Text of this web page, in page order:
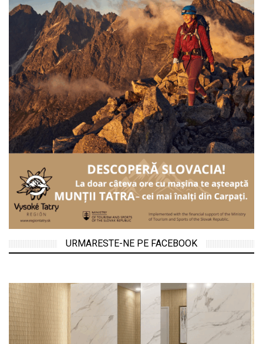
URMARESTE-NE PE FACEBOOK